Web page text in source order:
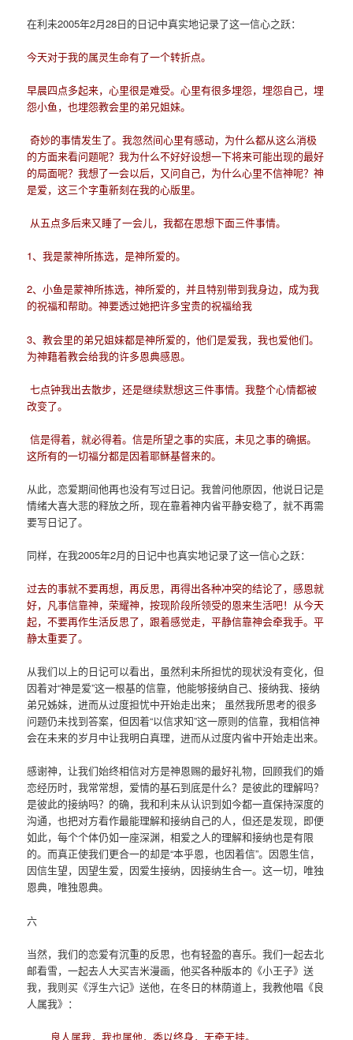
在利未2005年2月28日的日记中真实地记录了这一信心之跃：
今天对于我的属灵生命有了一个转折点。
早晨四点多起来，心里很是难受。心里有很多埋怨，埋怨自己，埋
怨小鱼，也埋怨教会里的弟兄姐妹。
奇妙的事情发生了。我忽然间心里有感动，为什么都从这么消极
的方面来看问题呢？我为什么不好好设想一下将来可能出现的最好
的局面呢？我想了一会以后，又问自己，为什么心里不信神呢？神
是爱，这三个字重新刻在我的心版里。
从五点多后来又睡了一会儿，我都在思想下面三件事情。
1、我是蒙神所拣选，是神所爱的。
2、小鱼是蒙神所拣选，神所爱的，并且特别带到我身边，成为我
的祝福和帮助。神要透过她把许多宝贵的祝福给我
3、教会里的弟兄姐妹都是神所爱的，他们是爱我，我也爱他们。
为神藉着教会给我的许多恩典感恩。
七点钟我出去散步，还是继续默想这三件事情。我整个心情都被
改变了。
信是得着，就必得着。信是所望之事的实底，未见之事的确据。
这所有的一切福分都是因着耶稣基督来的。
从此，恋爱期间他再也没有写过日记。我曾问他原因，他说日记是
情绪大喜大悲的释放之所，现在靠着神内省平静安稳了，就不再需
要写日记了。
同样，在我2005年2月的日记中也真实地记录了这一信心之跃：
过去的事就不要再想，再反思，再得出各种冲突的结论了，感恩就
好，凡事信靠神，荣耀神，按现阶段所领受的恩来生活吧！从今天
起，不要再作生活反思了，跟着感觉走，平静信靠神会牵我手。平
静太重要了。
从我们以上的日记可以看出，虽然利未所担忧的现状没有变化，但
因着对“神是爱”这一根基的信靠，他能够接纳自己、接纳我、接纳
弟兄姊妹，进而从过度担忧中开始走出来； 虽然我所思考的很多
问题仍未找到答案，但因着“以信求知”这一原则的信靠，我相信神
会在未来的岁月中让我明白真理，进而从过度内省中开始走出来。
感谢神，让我们始终相信对方是神恩赐的最好礼物，回顾我们的婚
恋经历时，我常常想，爱情的基石到底是什么？是彼此的理解吗？
是彼此的接纳吗？的确，我和利未从认识到如今都一直保持深度的
沟通，也把对方看作最能理解和接纳自己的人，但还是发现，即便
如此，每个个体仍如一座深渊，相爱之人的理解和接纳也是有限
的。而真正使我们更合一的却是“本乎恩，也因着信”。因恩生信，
因信生望，因望生爱，因爱生接纳，因接纳生合一。这一切，唯独
恩典，唯独恩典。
六
当然，我们的恋爱有沉重的反思，也有轻盈的喜乐。我们一起去北
邮看雪，一起去人大买吉米漫画，他买各种版本的《小王子》送
我，我则买《浮生六记》送他，在冬日的林荫道上，我教他唱《良
人属我》：
良人属我，我也属他，委以终身，无牵无挂。